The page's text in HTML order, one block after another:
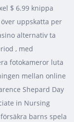
$ 6.99 knippa
uppskatta per
alternativ ta
, med
fotokameror luta
mellan online
Shepard Day
in Nursing
barns spela